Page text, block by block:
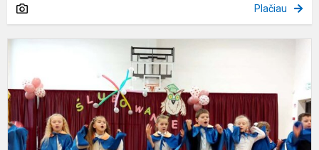
Plačiau